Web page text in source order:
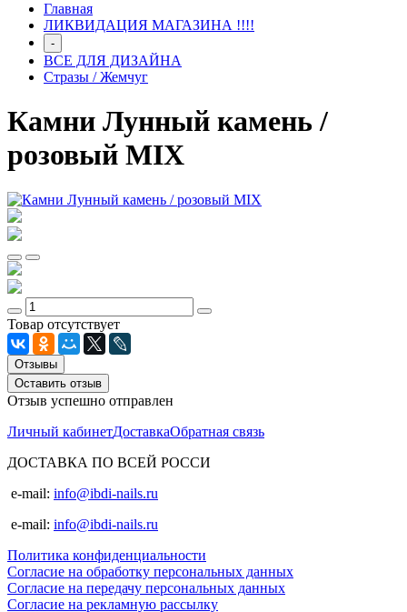
Главная
ЛИКВИДАЦИЯ МАГАЗИНА !!!!
-
ВСЕ ДЛЯ ДИЗАЙНА
Стразы / Жемчуг
Камни Лунный камень /
розовый MIX
Товар отсутствует
Отзывы
Оставить отзыв
Отзыв успешно отправлен
Личный кабинетДоставкаОбратная связь
ДОСТАВКА ПО ВСЕЙ РОССИ
e-mail: info@ibdi-nails.ru
e-mail: info@ibdi-nails.ru
Политика конфиденциальности
Согласие на обработку персональных данных
Согласие на передачу персональных данных
Согласие на рекламную рассылку